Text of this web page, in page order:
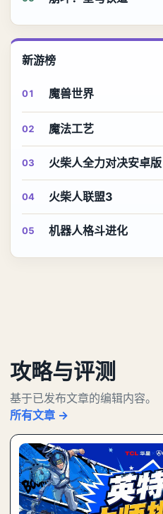
新游榜
01 魔兽世界
02 魔法工艺
03 火柴人全力对决安卓版
04 火柴人联盟3
05 机器人格斗进化
攻略与评测
基于已发布文章的编辑内容。
所有文章 →